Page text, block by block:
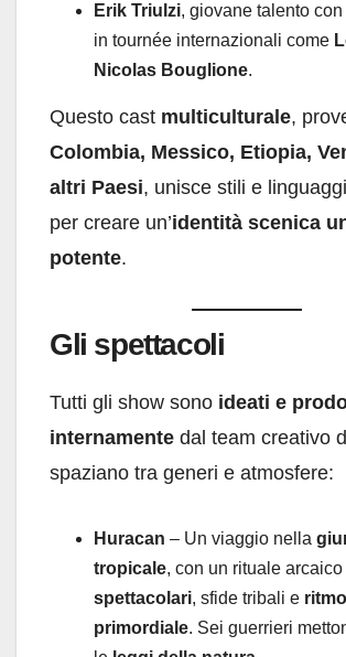
Erik Triulzi, giovane talento
in tournée internazionali come
Nicolas Bouglione.
Questo cast multiculturale,
Colombia, Messico, Etiopia,
altri Paesi, unisce stili e
per creare un’identità scenica
potente.
Gli spettacoli
Tutti gli show sono ideati e
internamente dal team creativo
spaziano tra generi e atmosfere:
Huracan – Un viaggio nella
tropicale, con un rituale arcaico
spettacolari, sfide tribali e ritmo
primordiale. Sei guerrieri